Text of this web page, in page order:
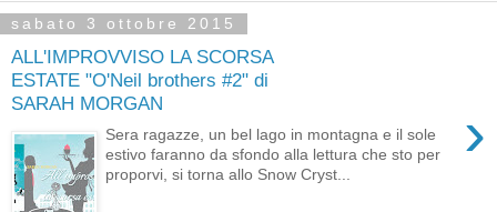
sabato 3 ottobre 2015
ALL'IMPROVVISO LA SCORSA
ESTATE "O'Neil brothers #2" di
SARAH MORGAN
›
Sera ragazze, un bel lago in montagna e il sole
estivo faranno da sfondo alla lettura che sto per
proporvi, si torna allo Snow Cryst...